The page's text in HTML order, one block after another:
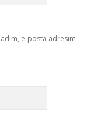
e-posta adresim